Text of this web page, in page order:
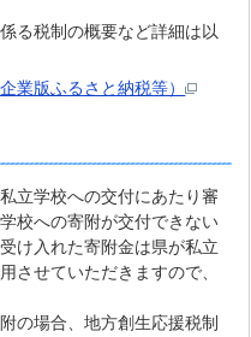
税制の概要など詳細は以
業版ふるさと納税等）
立学校への交付にあたり審
校への寄附が交付できない
け入れた寄附金は県が私立
させていただきますので、
の場合、地方創生応援税制